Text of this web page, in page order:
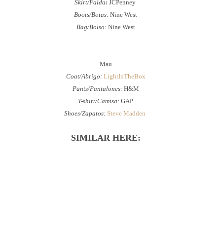
Skirt/Falda:JCPenney
Boots/Botas:Nine West
Bag/Bolso:Nine West
Mau
Coat/Abrigo: LightInTheBox
Pants/Pantalones: H&M
T-shirt/Camisa:GAP
Shoes/Zapatos: Steve Madden
SIMILAR HERE: